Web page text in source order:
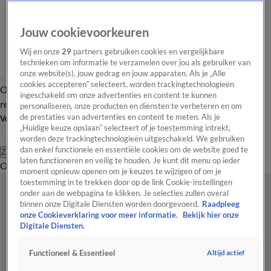
Overzicht Laatste nieuws Regionieuws Het beste van Hart
Tip de
redactie
Volg Hart van Nederland
Zoeken
OverzichtRegioUitzendingenWeerTip de redactiePanelVideo's
Jouw cookievoorkeuren
Wij en onze29 partners gebruiken cookies en vergelijkbare
technieken om informatie te verzamelen over jou als gebruiker van
onze website(s), jouw gedrag en jouw apparaten. Als je „Alle
cookies accepteren” selecteert, worden trackingtechnologieën
ingeschakeld om onze advertenties en content te kunnen
personaliseren, onze producten en diensten te verbeteren en om
de prestaties van advertenties en content te meten. Als je
„Huidige keuze opslaan” selecteert of je toestemming intrekt,
worden deze trackingtechnologieën uitgeschakeld. We gebruiken
dan enkel functionele en essentiële cookies om de website goed te
laten functioneren en veilig te houden. Je kunt dit menu op ieder
moment opnieuw openen om je keuzes te wijzigen of om je
toestemming in te trekken door op de link Cookie-instellingen
onder aan de webpagina te klikken. Je selecties zullen overal
binnen onze Digitale Diensten worden doorgevoerd. Raadpleeg
onze Cookieverklaring voor meer informatie.
Bekijk hier onze
Digitale Diensten.
Functioneel & Essentieel Altijd actief